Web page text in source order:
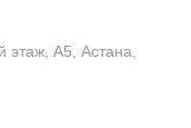
этаж, А5, Астана,